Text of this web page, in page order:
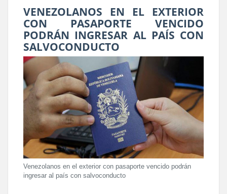
VENEZOLANOS EN EL EXTERIOR
CON PASAPORTE VENCIDO
PODRÁN INGRESAR AL PAÍS CON
SALVOCONDUCTO
Venezolanos en el exterior con pasaporte vencido podrán
ingresar al país con salvoconducto